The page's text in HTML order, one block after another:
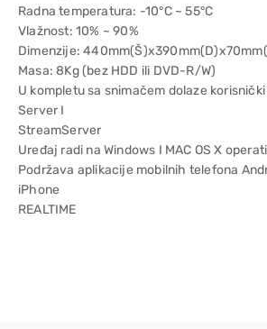
Radna temperatura: -10°C ~ 55°C
Vlažnost: 10% ~ 90%
Dimenzije:
Masa: 8Kg (bez HDD ili DVD-R/W)
U kompletu sa snimačem dolaze
Server I
StreamServer
Uređaj radi na Windows I MAC OS X
Podržava aplikacije mobilnih telefona
iPhone
REALTIME